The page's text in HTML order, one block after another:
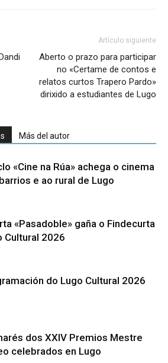
Artículo siguiente
Aberto o prazo para participar
no «Certame de contos e
relatos curtos Trapero Pardo»
dirixido a estudiantes de Lugo
Más del autor
«Cine na Rúa» achega o cinema
e ao rural de Lugo
«Pasadoble» gaña o Findecurta
Cultural 2026
do Lugo Cultural 2026
dos XXIV Premios Mestre
celebrados en Lugo